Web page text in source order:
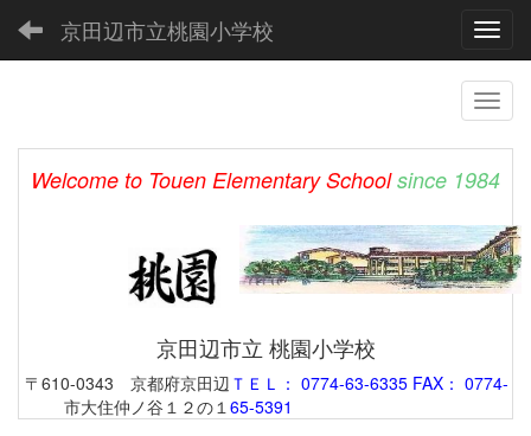
京田辺市立桃園小学校
Welcome to Touen Elementary School since 1984
京田辺市立 桃園小学校
〒610-0343 京都府京田辺
市大住仲ノ谷１２の１
ＴＥＬ： 0774-63-6335 FAX： 0774-
65-5391